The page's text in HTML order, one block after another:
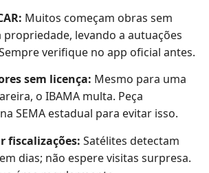
Muitos começam obras sem
propriedade, levando a autuações
verifique no app oficial antes.
sem licença: Mesmo para uma
o IBAMA multa. Peça
SEMA estadual para evitar isso.
fiscalizações: Satélites detectam
dias; não espere visitas surpresa.